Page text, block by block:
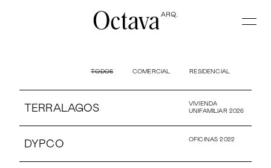
TODOS COMERCIAL RESIDENCIAL
TERRALAGOS
VIVIENDA
UNIFAMILIAR 2026
DYPCO OFICINAS 2022